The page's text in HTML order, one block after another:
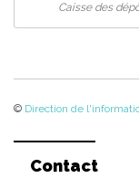
Caisse des
© Direction de
Contact